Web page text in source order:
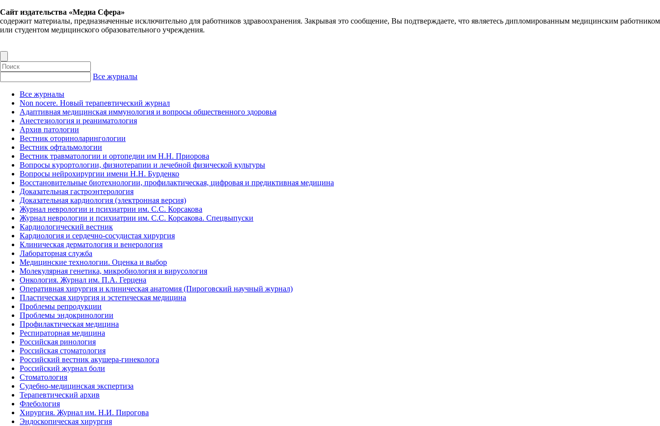
Сайт издательства «Медиа Сфера»
содержит материалы, предназначенные исключительно для работников здравоохранения. Закрывая это сообщение, Вы подтверждаете, что являетесь дипломированным медицинским работником
или студентом медицинского образовательного учреждения.
Все журналы
Все журналы
Non nocere. Новый терапевтический журнал
Адаптивная медицинская иммунология и вопросы общественного здоровья
Анестезиология и реаниматология
Архив патологии
Вестник оториноларингологии
Вестник офтальмологии
Вестник травматологии и ортопедии им Н.Н. Приорова
Вопросы курортологии, физиотерапии и лечебной физической культуры
Вопросы нейрохирургии имени Н.Н. Бурденко
Восстановительные биотехнологии, профилактическая, цифровая и предиктивная медицина
Доказательная гастроэнтерология
Доказательная кардиология (электронная версия)
Журнал неврологии и психиатрии им. С.С. Корсакова
Журнал неврологии и психиатрии им. С.С. Корсакова. Спецвыпуски
Кардиологический вестник
Кардиология и сердечно-сосудистая хирургия
Клиническая дерматология и венерология
Лабораторная служба
Медицинские технологии. Оценка и выбор
Молекулярная генетика, микробиология и вирусология
Онкология. Журнал им. П.А. Герцена
Оперативная хирургия и клиническая анатомия (Пироговский научный журнал)
Пластическая хирургия и эстетическая медицина
Проблемы репродукции
Проблемы эндокринологии
Профилактическая медицина
Респираторная медицина
Российская ринология
Российская стоматология
Российский вестник акушера-гинеколога
Российский журнал боли
Стоматология
Судебно-медицинская экспертиза
Терапевтический архив
Флебология
Хирургия. Журнал им. Н.И. Пирогова
Эндоскопическая хирургия